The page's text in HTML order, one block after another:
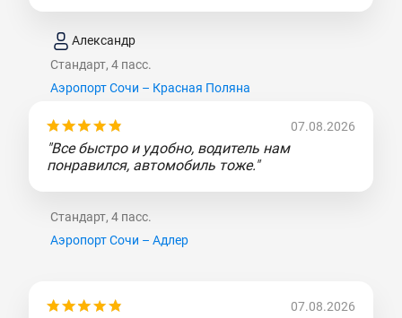
Александр
Стандарт, 4 пасс.
Аэропорт Сочи – Красная Поляна
07.08.2026
"Все быстро и удобно, водитель нам
понравился, автомобиль тоже."
Стандарт, 4 пасс.
Аэропорт Сочи – Адлер
07.08.2026